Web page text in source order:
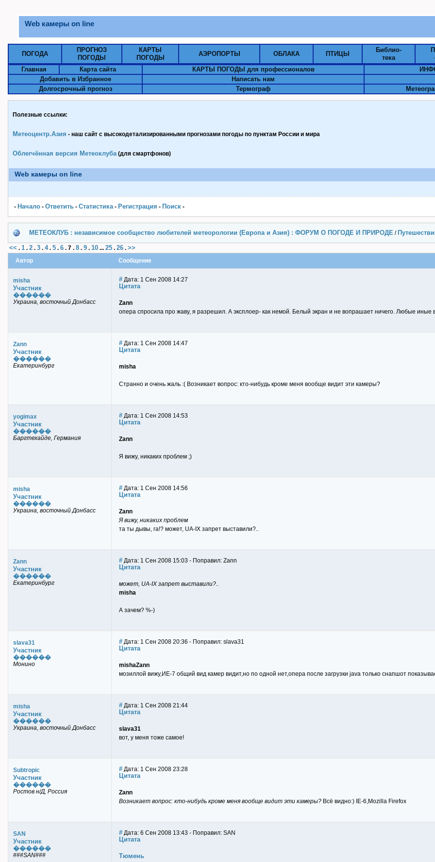
Web камеры on line
ПОГОДА
ПРОГНОЗ
ПОГОДЫ
КАРТЫ
ПОГОДЫ
АЭРОПОРТЫ ОБЛАКА ПТИЦЫ
Библио-
тека
Главная
Карта сайта КАРТЫ ПОГОДЫ для профессионалов
Добавить в Избранное
Написать нам
Долгосрочный прогноз
Термограф
Полезные ссылки:
Метеоцентр.Азия - наш сайт с высокодетализированными прогнозами погоды по пунктам Pоссии и мира
Облегчённая версия Метеоклуба(для смартфонов)
Web камеры on line
- Начало - Ответить - Статистика- Pегистрация - Поиск -
МЕТЕОКЛУБ : независимое сообщество любителей метеорологии (Европа и Азия) : ФОРУМ О ПОГОДЕ И ПРИРОДЕ /
<< . 1 . 2 . 3 . 4. 5 . 6 . 7 . 8 . 9 . 10 ... 25 . 26 . >>
Автор Сообщение
misha
Участник
������
Украина, восточный Донбасс
# Дата: 1 Сен 2008 14:27
Цитата
Zann
опера спросила про жаву, я разрешил. А эксплоер- как немой. Белый экран и не вопрашает ничего. Любые
Zann
Участник
������
Екатеринбург
# Дата: 1 Сен 2008 14:47
Цитата
misha
Странно и очень жаль :( Возникает вопрос: кто-нибудь кроме меня вообще видит эти камеры?
yogimax
Участник
������
Баргтехайде, Германия
# Дата: 1 Сен 2008 14:53
Цитата
Zann
Я вижу, никаких проблем ;)
misha
Участник
������
Украина, восточный Донбасс
# Дата: 1 Сен 2008 14:56
Цитата
Zann
Я вижу, никаких проблем
та ты дывы, га!? может, UA-IX запрет выставили?..
Zann
Участник
������
Екатеринбург
# Дата: 1 Сен 2008 15:03 - Поправил: Zann
Цитата
может, UA-IX запрет выставили?..
misha
А зачем? %-)
slava31
Участник
������
Монино
# Дата: 1 Сен 2008 20:36 - Поправил: slava31
Цитата
mishaZann
мозиллой вижу,ИЕ-7 общий вид камер видит,но по одной нет,опера после загрузки java только снапшот
misha
Участник
������
Украина, восточный Донбасс
# Дата: 1 Сен 2008 21:44
Цитата
slava31
вот, у меня тоже самое!
Subtropic
Участник
������
Ростов н/Д, Россия
# Дата: 1 Сен 2008 23:28
Цитата
Zann
Возникает вопрос: кто-нибудь кроме меня вообще видит эти камеры? Всё видно:) IE-6,Mozilla Firefox
SAN
Участник
������
###SAN###
# Дата: 6 Сен 2008 13:43 - Поправил: SAN
Цитата
Тюмень